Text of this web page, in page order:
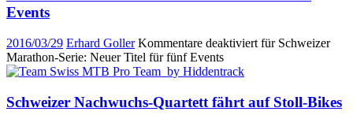
Events
2016/03/29 Erhard Goller Kommentare deaktiviert für Schweizer
Marathon-Serie: Neuer Titel für fünf Events
Schweizer Nachwuchs-Quartett fährt auf Stoll-Bikes